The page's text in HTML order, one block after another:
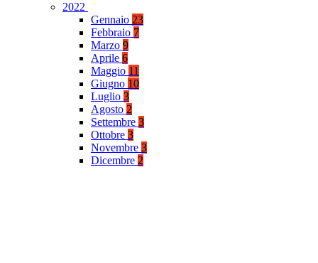
2022
Gennaio 23
Febbraio 7
Marzo 9
Aprile 6
Maggio 11
Giugno 10
Luglio 3
Agosto 2
Settembre 3
Ottobre 3
Novembre 3
Dicembre 2